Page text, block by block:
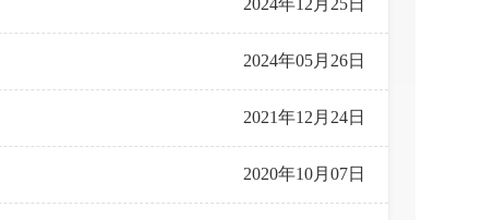
2024年12月25日
2024年05月26日
2021年12月24日
2020年10月07日